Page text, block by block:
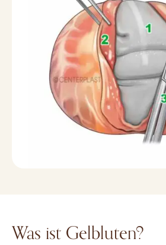
Was ist Gelbluten?